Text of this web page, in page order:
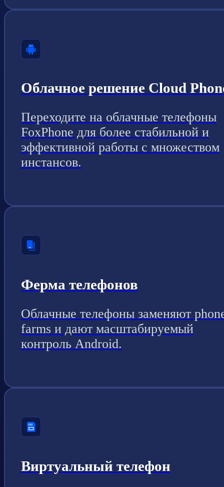
Облачное решение Cloud
Переходите на облачные телефоны
FoxPhone для более стабильной и
эффективной работы с множеством
инстансов.
Ферма телефонов
Облачные телефоны заменяют
farms и дают масштабируемый
контроль Android.
Виртуальный телефон